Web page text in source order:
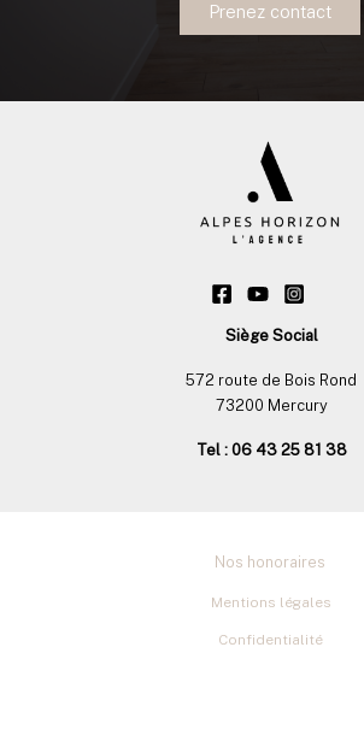
Prenez contact
Siège Social
572 route de Bois Rond
73200 Mercury
Tel : 06 43 25 81 38
Nos honoraires
Mentions légales
Confidentialité